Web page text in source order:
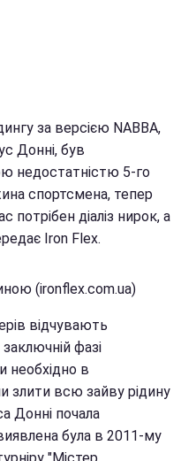
за версією NABBA,
Донні, був
недостатністю 5-го
спортсмена, тепер
потрібен діаліз нирок, а
Iron Flex.
(ironflex.com.ua)
відчувають
фазі
необхідно в
злити всю зайву рідину
Донні почала
​​була в 2011-му